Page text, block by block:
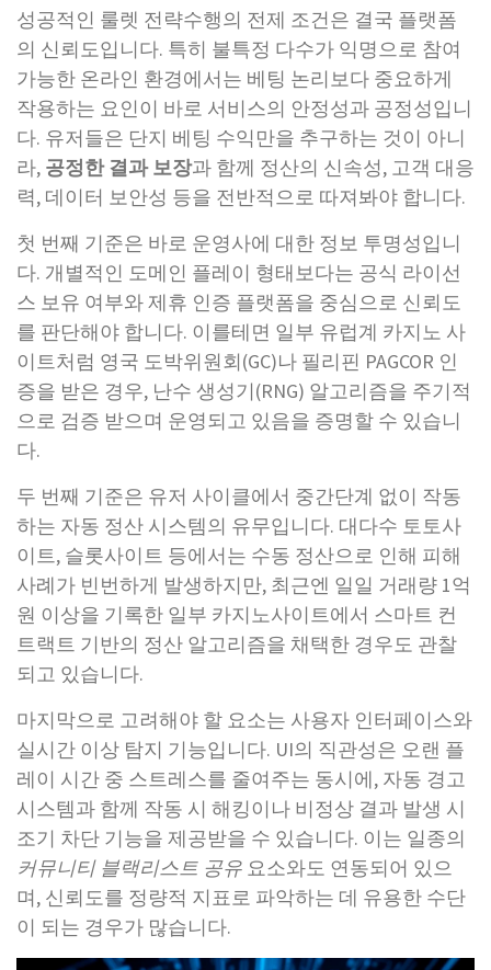
성공적인 룰렛 전략수행의 전제 조건은 결국 플랫폼
의 신뢰도입니다. 특히 불특정 다수가 익명으로 참여
가능한 온라인 환경에서는 베팅 논리보다 중요하게
작용하는 요인이 바로 서비스의 안정성과 공정성입니
다. 유저들은 단지 베팅 수익만을 추구하는 것이 아니
라, 공정한 결과 보장과 함께 정산의 신속성, 고객 대응
력, 데이터 보안성 등을 전반적으로 따져봐야 합니다.
첫 번째 기준은 바로 운영사에 대한 정보 투명성입니
다. 개별적인 도메인 플레이 형태보다는 공식 라이선
스 보유 여부와 제휴 인증 플랫폼을 중심으로 신뢰도
를 판단해야 합니다. 이를테면 일부 유럽계 카지노 사
이트처럼 영국 도박위원회(GC)나 필리핀 PAGCOR 인
증을 받은 경우, 난수 생성기(RNG) 알고리즘을 주기적
으로 검증 받으며 운영되고 있음을 증명할 수 있습니
다.
두 번째 기준은 유저 사이클에서 중간단계 없이 작동
하는 자동 정산 시스템의 유무입니다. 대다수 토토사
이트, 슬롯사이트 등에서는 수동 정산으로 인해 피해
사례가 빈번하게 발생하지만, 최근엔 일일 거래량 1억
원 이상을 기록한 일부 카지노사이트에서 스마트 컨
트랙트 기반의 정산 알고리즘을 채택한 경우도 관찰
되고 있습니다.
마지막으로 고려해야 할 요소는 사용자 인터페이스와
실시간 이상 탐지 기능입니다. UI의 직관성은 오랜 플
레이 시간 중 스트레스를 줄여주는 동시에, 자동 경고
시스템과 함께 작동 시 해킹이나 비정상 결과 발생 시
조기 차단 기능을 제공받을 수 있습니다. 이는 일종의
커뮤니티 블랙리스트 공유 요소와도 연동되어 있으
며, 신뢰도를 정량적 지표로 파악하는 데 유용한 수단
이 되는 경우가 많습니다.